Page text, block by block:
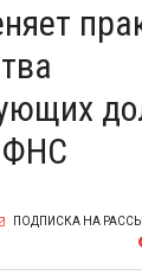
ФНС
ПОДПИСКА НА